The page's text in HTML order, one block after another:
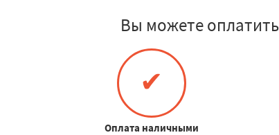
Вы можете
✔
Оплата наличными